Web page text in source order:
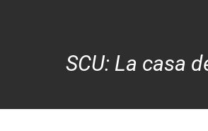
SCU: La casa